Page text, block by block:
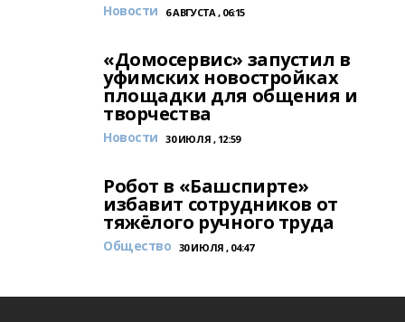
Новости 6 АВГУСТА , 06:15
«Домосервис» запустил в
уфимских новостройках
площадки для общения и
творчества
Новости 30 ИЮЛЯ , 12:59
Робот в «Башспирте»
избавит сотрудников от
тяжёлого ручного труда
Общество 30 ИЮЛЯ , 04:47